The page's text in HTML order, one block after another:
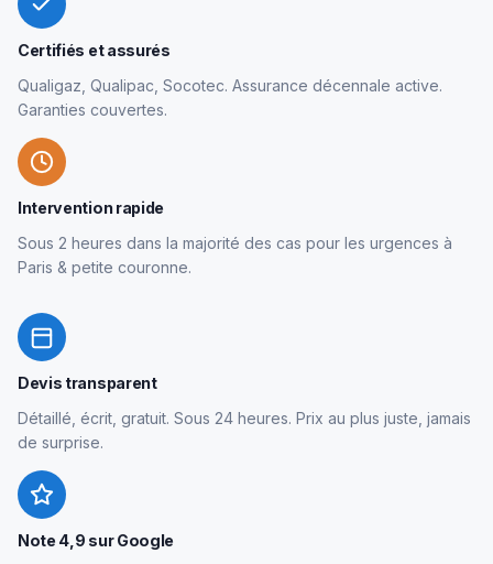
Certifiés et assurés
Qualigaz, Qualipac, Socotec. Assurance décennale active.
Garanties couvertes.
Intervention rapide
Sous 2 heures dans la majorité des cas pour les urgences à
Paris & petite couronne.
Devis transparent
Détaillé, écrit, gratuit. Sous 24 heures. Prix au plus juste, jamais
de surprise.
Note 4,9 sur Google